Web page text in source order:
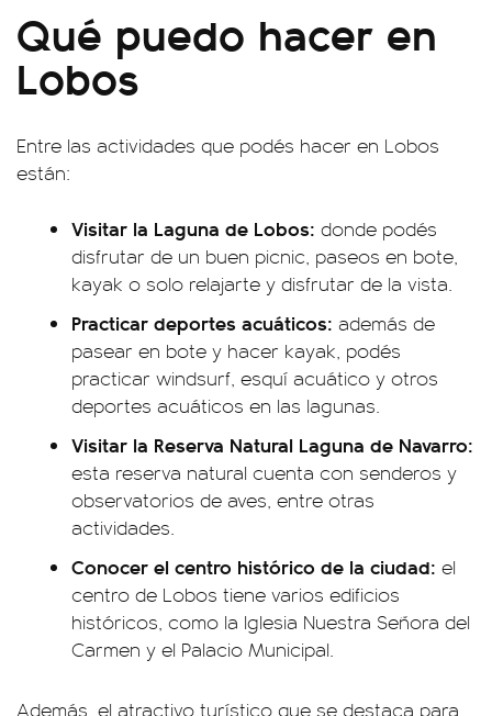
Qué puedo hacer en
Lobos
Entre las actividades que podés hacer en Lobos
están:
Visitar la Laguna de Lobos: donde podés
disfrutar de un buen picnic, paseos en bote,
kayak o solo relajarte y disfrutar de la vista.
Practicar deportes acuáticos: además de
pasear en bote y hacer kayak, podés
practicar windsurf, esquí acuático y otros
deportes acuáticos en las lagunas.
Visitar la Reserva Natural Laguna de Navarro:
esta reserva natural cuenta con senderos y
observatorios de aves, entre otras
actividades.
Conocer el centro histórico de la ciudad: el
centro de Lobos tiene varios edificios
históricos, como la Iglesia Nuestra Señora del
Carmen y el Palacio Municipal.
Además, el atractivo turístico que se destaca para